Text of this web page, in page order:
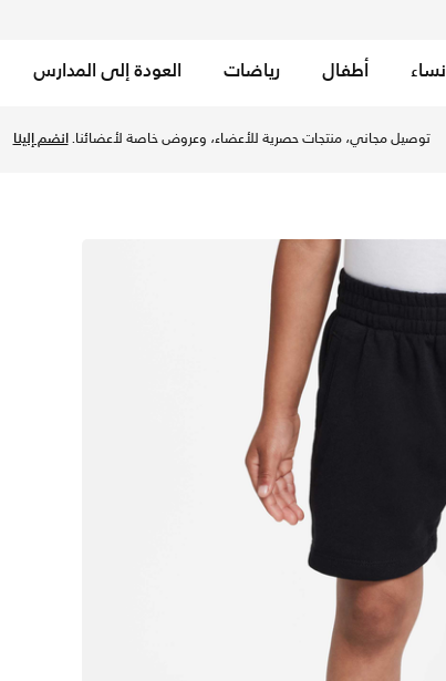
نساء أطفال رياضات العودة إلى المدارس
توصيل مجاني، منتجات حصرية للأعضاء، وعروض خاصة لأعضائنا.انضم إلينا